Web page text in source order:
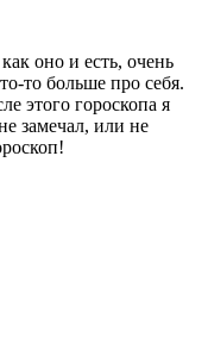
оно и есть, очень
то больше про себя.
этого гороскопа я
замечал, или не